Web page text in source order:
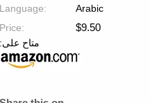
Language:
Arabic
Price:
$9.50
:متاح على